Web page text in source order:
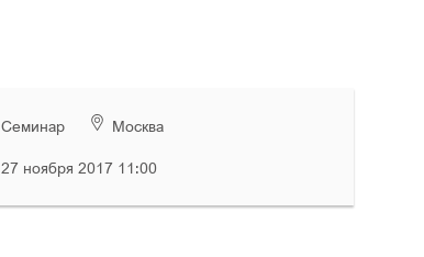
Семинар Москва
27 ноября 2017 11:00